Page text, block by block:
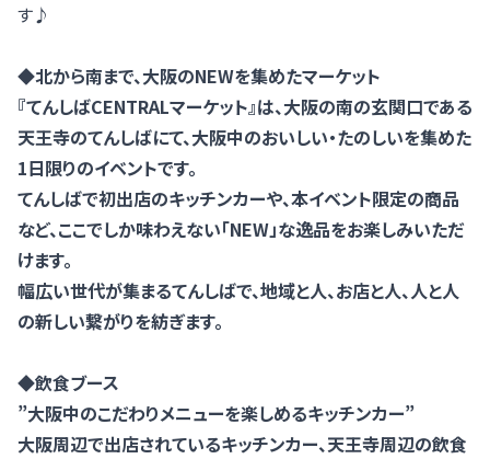
す♪
◆北から南まで、大阪のNEWを集めたマーケット
『てんしばCENTRALマーケット』は、大阪の南の玄関口である
天王寺のてんしばにて、大阪中のおいしい・たのしいを集めた
1日限りのイベントです。
てんしばで初出店のキッチンカーや、本イベント限定の商品
など、ここでしか味わえない「NEW」な逸品をお楽しみいただ
けます。
幅広い世代が集まるてんしばで、地域と人、お店と人、人と人
の新しい繋がりを紡ぎます。
◆飲食ブース
”大阪中のこだわりメニューを楽しめるキッチンカー”
大阪周辺で出店されているキッチンカー、天王寺周辺の飲食